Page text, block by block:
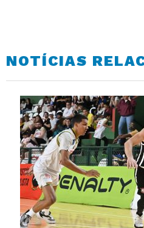
NOTÍCIAS